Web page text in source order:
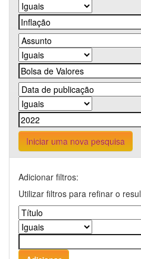
Iniciar uma nova pesquisa
Adicionar filtros:
Utilizar filtros para refinar o